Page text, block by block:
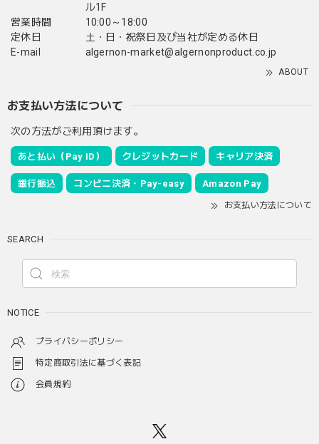
ル1F
営業時間
10:00～18:00
定休日
土・日・祝祭日及び当社が定める休日
E-mail
algernon-market@algernonproduct.co.jp
ABOUT
お支払い方法について
次の方法がご利用頂けます。
あと払い（Pay ID） クレジットカード キャリア決済
銀行振込 コンビニ決済・Pay-easy Amazon Pay
お支払い方法について
SEARCH
NOTICE
プライバシーポリシー
特定商取引法に基づく表記
会員規約